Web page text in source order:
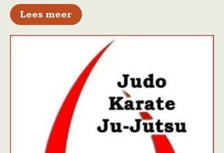
Lees meer over Nieuwe dynamiek in